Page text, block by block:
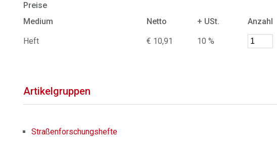
Preise
Medium
Netto + USt. Anzahl
Heft € 10,91 10 %
Artikelgruppen
Straßenforschungshefte